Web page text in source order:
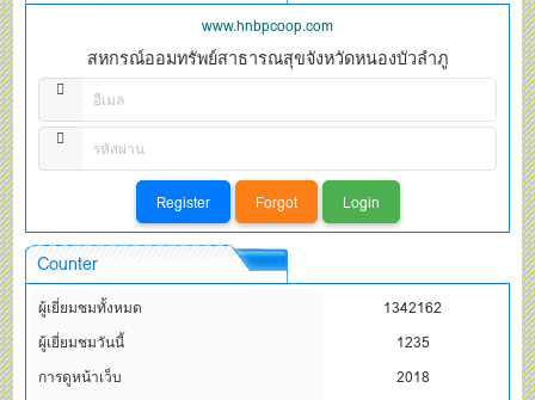
www.hnbpcoop.com
สหกรณ์ออมทรัพย์สาธารณสุขจังหวัดหนองบัวลำภู
Counter
ผู้เยี่ยมชมทั้งหมด
1342162
ผู้เยี่ยมชมวันนี้
1235
การดูหน้าเว็บ
2018